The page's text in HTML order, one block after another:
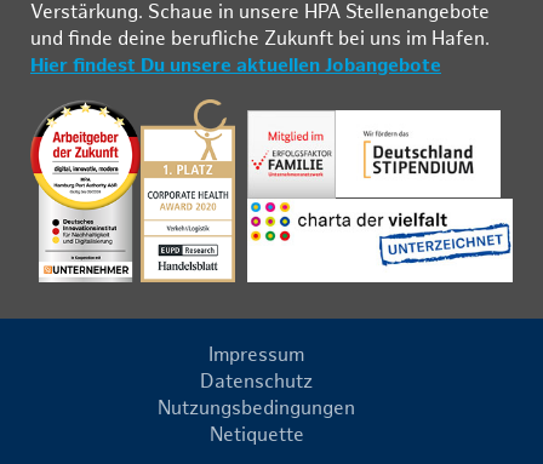
Ver­stär­kung. Schau­e in un­se­re HPA Stel­len­an­ge­bo­te
und fin­de deine be­ruf­li­che Zu­kunft bei uns im Ha­fen.
Hier findest Du unsere aktuellen Jobangebote
Impressum
Datenschutz
Nutzungsbedingungen
Netiquette